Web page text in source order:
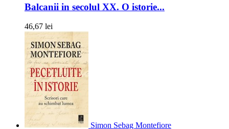
Balcanii in secolul XX. O istorie...
46,67 lei
Simon Sebag Montefiore